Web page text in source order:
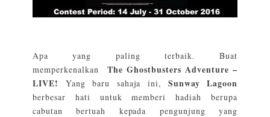
Apa yang paling terbaik. Buat
memperkenalkan
The Ghostbusters Adventure –
LIVE!
Yang baru sahaja ini, Sunway Lagoon
berbesar hati untuk memberi hadiah berupa
cabutan bertuah kepada pengunjung yang